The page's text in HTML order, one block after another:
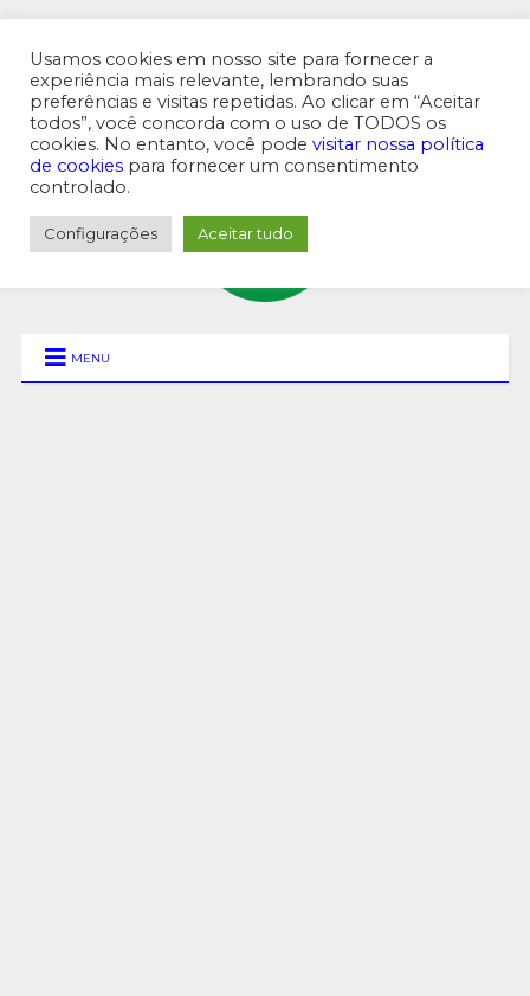
MENU SUPERIOR
MENU
Usamos cookies em nosso site para fornecer a
experiência mais relevante, lembrando suas
preferências e visitas repetidas. Ao clicar em “Aceitar
todos”, você concorda com o uso de TODOS os
cookies. No entanto, você pode visitar nossa política
de cookies para fornecer um consentimento
controlado.
Configurações Aceitar tudo